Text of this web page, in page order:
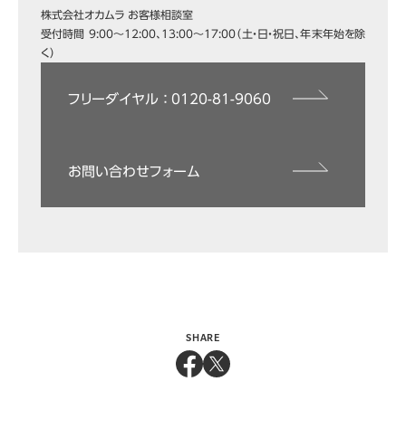
株式会社オカムラ お客様相談室
受付時間 9:00～12:00、13:00～17:00（土・日・祝日、年末年始を除
く）
フリーダイヤル ： 0120-81-9060
お問い合わせフォーム
SHARE